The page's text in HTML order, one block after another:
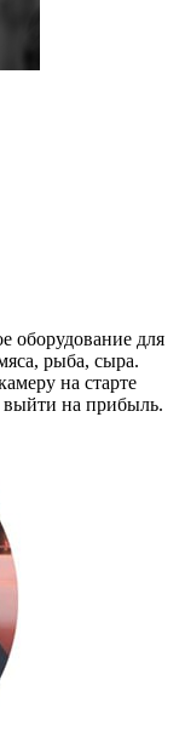
оборудование для
рыба, сыра.
на старте
выйти на прибыль.